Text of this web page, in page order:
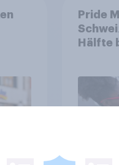
Pride
Hälfte
bleibt